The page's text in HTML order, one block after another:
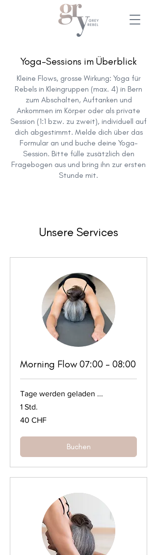
Yoga-Sessions im Überblick
Kleine Flows, grosse Wirkung: Yoga für
Rebels in Kleingruppen (max. 4) in Bern
zum Abschalten, Auftanken und
Ankommen im Körper oder als private
Session (1:1 bzw. zu zweit), individuell auf
dich abgestimmt. Melde dich über das
Formular an und buche deine Yoga-
Session. Bitte fülle zusätzlich den
Fragebogen aus und bring ihn zur ersten
Stunde mit.
Unsere Services
Morning Flow 07:00 - 08:00
Tage werden geladen ...
1 Std.
40
Schweizer
40 CHF
Buchen